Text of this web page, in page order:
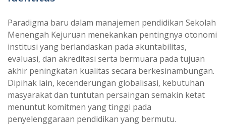
Paradigma baru dalam manajemen pendidikan Sekolah
Menengah Kejuruan menekankan pentingnya otonomi
institusi yang berlandaskan pada akuntabilitas,
evaluasi, dan akreditasi serta bermuara pada tujuan
akhir peningkatan kualitas secara berkesinambungan.
Dipihak lain, kecenderungan globalisasi, kebutuhan
masyarakat dan tuntutan persaingan semakin ketat
menuntut komitmen yang tinggi pada
penyelenggaraan pendidikan yang bermutu.